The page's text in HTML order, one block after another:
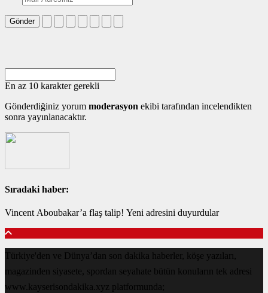
Gönder
En az 10 karakter gerekli
Gönderdiğiniz yorum moderasyon ekibi tarafından incelendikten
sonra yayınlanacaktır.
Sıradaki haber:
Vincent Aboubakar’a flaş talip! Yeni adresini duyurdular
Türkiye'den ve Dünya’dan son dakika haberler, köşe yazıları,
magazinden siyasete, spordan seyahate bütün konuların tek adresi
www.kayserisondakika.xyz platformunda;